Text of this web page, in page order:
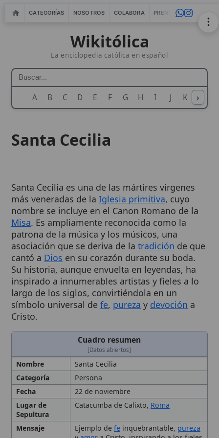
CATEGORÍAS NOSOTROS COLABORA PRENSA WEBMASTERS
Wikitólica
La enciclopedia católica en español
A B C D E F G H I J K L M
›
nombre se incluye en el Canon Romano de la
Misa. Es ampliamente reconocida como la
patrona de la música y los músicos, una
asociación que se deriva de latradiciónde que
cantó aDios en su corazón durante su boda.
Su historia, aunque envuelta en leyendas, ha
inspirado a innumerables artistas y fieles a lo
largo de los siglos, convirtiéndola en un
símbolo universal de
, pureza y devocióna
Cristo.
Cuadro resumen
Nombre
Santa Cecilia
Persona
Fecha
22 de noviembre
Lugar de
Sepultura
Catacumba de Calixto,
Mensaje Ejemplo defeinquebrantable,
yamora Cristo, inspirando a los fieles
a alabar aDios mediante la música
Tipo
Ubicación
Iglesiade Santa Cecilia, Trastevere,